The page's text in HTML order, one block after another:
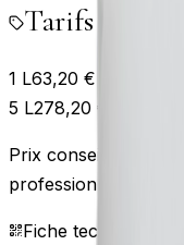
Tarifs
1 L63,20 €
5 L278,20 €
Prix conseillés
professionnelles.
Fiche technique